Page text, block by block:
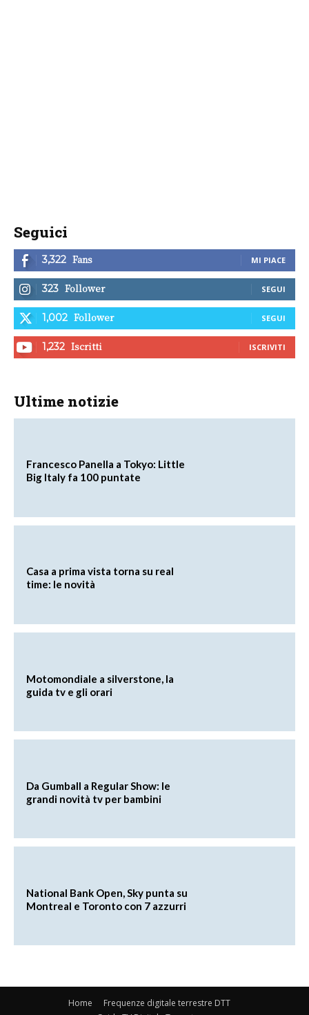
Seguici
3,322 Fans MI PIACE
323 Follower SEGUI
1,002 Follower SEGUI
1,232 Iscritti ISCRIVITI
Ultime notizie
Francesco Panella a Tokyo: Little
Big Italy fa 100 puntate
Casa a prima vista torna su real
time: le novità
Motomondiale a silverstone, la
guida tv e gli orari
Da Gumball a Regular Show: le
grandi novità tv per bambini
National Bank Open, Sky punta su
Montreal e Toronto con 7 azzurri
Home
Frequenze digitale terrestre DTT